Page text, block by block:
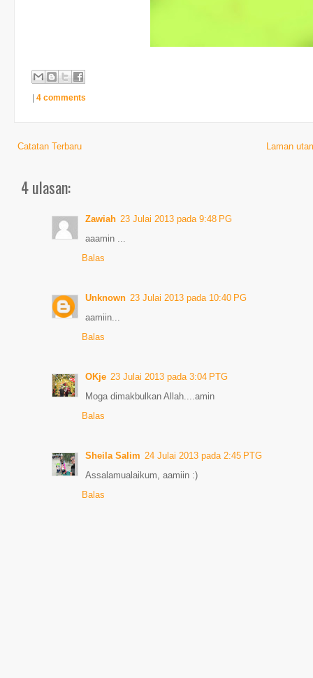
| 4 comments
Catatan Terbaru Laman
4 ulasan:
Zawiah 23 Julai 2013 pada 9:48 PG
aaamin ...
Balas
Unknown 23 Julai 2013 pada 10:40 PG
aamiin...
Balas
OKje 23 Julai 2013 pada 3:04 PTG
Moga dimakbulkan Allah....amin
Balas
Sheila Salim 24 Julai 2013 pada 2:45 PTG
Assalamualaikum, aamiin :)
Balas